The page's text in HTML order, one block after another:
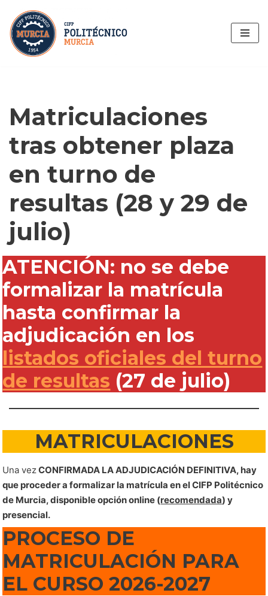
Saltar
al
Matriculaciones
tras obtener plaza
en turno de
resultas (28 y 29 de
julio)
ATENCIÓN: no se debe
formalizar la matrícula
hasta confirmar la
adjudicación en los
listados oficiales del turno
de resultas (27 de julio)
MATRICULACIONES
Una vezCONFIRMADA LA ADJUDICACIÓN DEFINITIVA, hay
que proceder a formalizar la matrícula en el CIFP Politécnico
de Murcia, disponible opción online (recomendada) y
presencial.
PROCESO DE
MATRICULACIÓN PARA
EL CURSO 2026-2027